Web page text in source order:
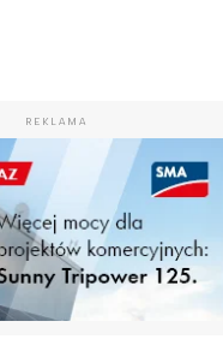
REKLAMA